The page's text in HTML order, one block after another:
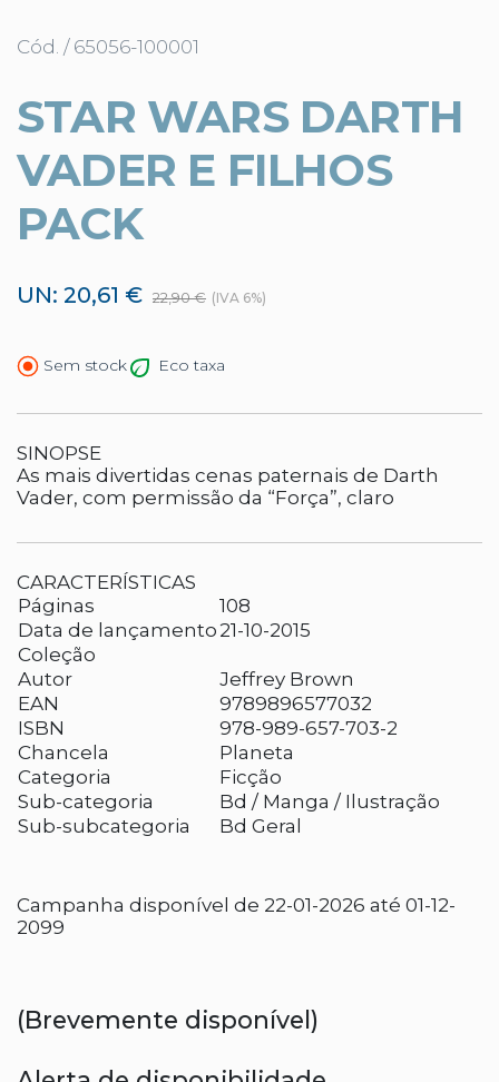
Cód. / 65056-100001
STAR WARS DARTH
VADER E FILHOS
PACK
UN: 20,61 € 22,90 € (IVA 6%)
Sem stock Eco taxa
SINOPSE
As mais divertidas cenas paternais de Darth
Vader, com permissão da “Força”, claro
CARACTERÍSTICAS
Páginas
108
Data de lançamento 21-10-2015
Coleção
Autor
Jeffrey Brown
EAN
9789896577032
ISBN
978-989-657-703-2
Chancela
Planeta
Categoria
Ficção
Sub-categoria
Bd / Manga / Ilustração
Sub-subcategoria
Bd Geral
Campanha disponível de 22-01-2026 até 01-12-
2099
(Brevemente disponível)